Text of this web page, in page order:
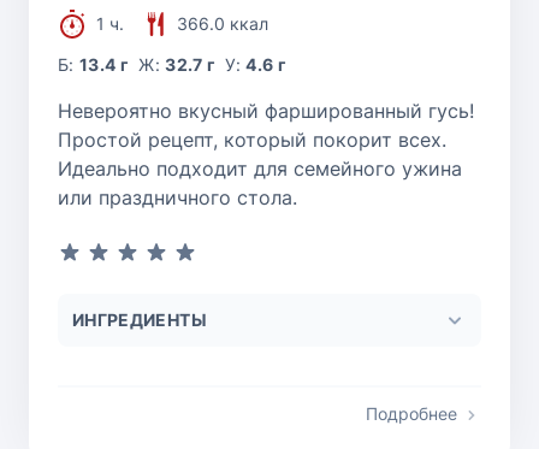
1 ч.
366.0 ккал
Б:13.4 г Ж:32.7 г У:4.6 г
Невероятно вкусный фаршированный гусь!
Простой рецепт, который покорит всех.
Идеально подходит для семейного ужина
или праздничного стола.
ИНГРЕДИЕНТЫ
Подробнее